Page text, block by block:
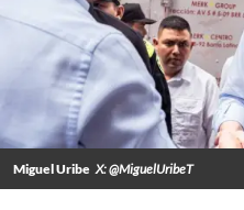
Miguel Uribe X: @MiguelUribeT